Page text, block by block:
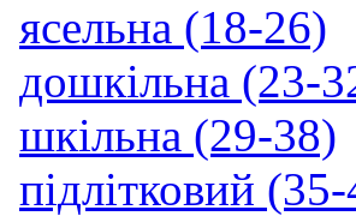
ясельна (18-26)
дошкільна (23-
шкільна (29-38)
підлітковий